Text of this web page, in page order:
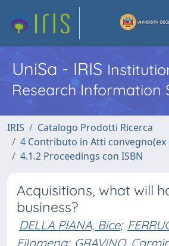
UniSa - IRIS
Research Information
IRIS
Catalogo Prodotti Ricerca
4 Contributo in Atti convegno(ex
4.1.2 Proceedings con ISBN
Acquisitions, what will
business?
DELLA PIANA, Bice;
Filomena; GRAVINO,